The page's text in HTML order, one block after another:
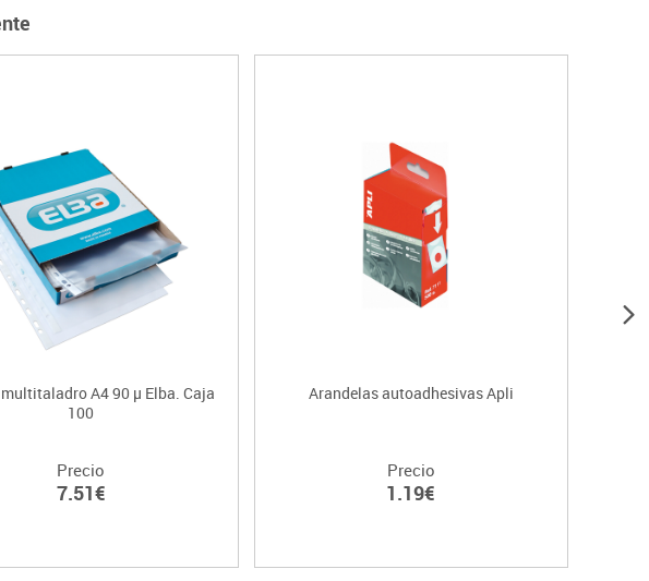
A4 90 µ Elba. Caja
100
Precio
7.51€
Arandelas autoadhesivas Apli
Precio
1.19€